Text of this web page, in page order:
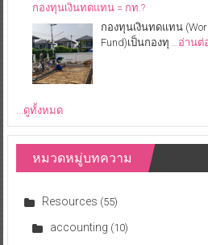
กองทุนเงินทดแทน = กท.?
กองทุนเงินทดแทน
Fund)เป็นกองทุ
…อ่านต่
...ดูทั้งหมด
หมวดหมู่บทความ
Resources (55)
accounting (10)